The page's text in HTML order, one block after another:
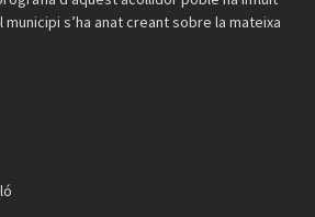
s’ha anat creant sobre la mateixa